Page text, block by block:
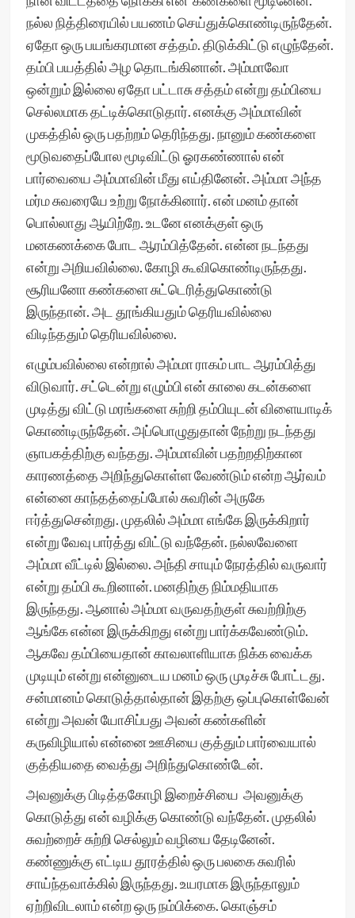
நல்ல நித்திரையில் பயணம் செய்துக்கொண்டிருந்தேன்.
ஏதோ ஒரு பயங்கரமான சத்தம். திடுக்கிட்டு எழுந்தேன்.
தம்பி பயத்தில் அழ தொடங்கினான். அம்மாவோ
ஒன்றும் இல்லை ஏதோ பட்டாசு சத்தம் என்று தம்பியை
செல்லமாக தட்டிக்கொடுதார். எனக்கு அம்மாவின்
முகத்தில் ஒரு பதற்றம் தெரிந்தது. நானும் கண்களை
மூடுவதைப்போல மூடிவிட்டு ஓரகண்ணால் என்
பார்வையை அம்மாவின் மீது எய்தினேன். அம்மா அந்த
மர்ம சுவரையே உற்று நோக்கினார். என் மனம் தான்
பொல்லாது ஆயிற்றே. உடனே எனக்குள் ஒரு
மனகணக்கை போட ஆரம்பித்தேன். என்ன நடந்தது
என்று அறியவில்லை. கோழி கூவிகொண்டிருந்தது.
சூரியனோ கண்களை சுட்டெரித்துகொண்டு
இருந்தான். அட தூங்கியதும் தெரியவில்லை
விடிந்ததும் தெரியவில்லை.
எழும்பவில்லை என்றால் அம்மா ராகம் பாட ஆரம்பித்து
விடுவார். சட்டென்று எழும்பி என் காலை கடன்களை
முடித்து விட்டு மரங்களை சுற்றி தம்பியுடன் விளையாடிக்
கொண்டிருந்தேன். அப்பொழுதுதான் நேற்று நடந்தது
ஞாபகத்திற்கு வந்தது. அம்மாவின் பதற்றதிற்கான
காரணத்தை அறிந்துகொள்ள வேண்டும் என்ற ஆர்வம்
என்னை காந்தத்தைப்போல் சுவரின் அருகே
ஈர்த்துசென்றது. முதலில் அம்மா எங்கே இருக்கிறார்
என்று வேவு பார்த்து விட்டு வந்தேன். நல்லவேளை
அம்மா வீட்டில் இல்லை. அந்தி சாயும் நேரத்தில் வருவார்
என்று தம்பி கூறினான். மனதிற்கு நிம்மதியாக
இருந்தது. ஆனால் அம்மா வருவதற்குள் சுவற்றிற்கு
ஆங்கே என்ன இருக்கிறது என்று பார்க்கவேண்டும்.
ஆகவே தம்பியைதான் காவலாளியாக நிக்க வைக்க
முடியும் என்று என்னுடைய மனம் ஒரு முடிச்சு போட்டது.
சன்மானம் கொடுத்தால்தான் இதற்கு ஒப்புகொள்வேன்
என்று அவன் யோசிப்பது அவன் கண்களின்
கருவிழியால் என்னை ஊசியை குத்தும் பார்வையால்
குத்தியதை வைத்து அறிந்துகொண்டேன்.
அவனுக்கு பிடித்தகோழி இறைச்சியை அவனுக்கு
கொடுத்து என் வழிக்கு கொண்டு வந்தேன். முதலில்
சுவற்றைச் சுற்றி செல்லும் வழியை தேடினேன்.
கண்ணுக்கு எட்டிய தூரத்தில் ஒரு பலகை சுவரில்
சாய்ந்தவாக்கில் இருந்தது. உயரமாக இருந்தாலும்
ஏற்றிவிடலாம் என்ற ஒரு நம்பிக்கை. கொஞ்சம்